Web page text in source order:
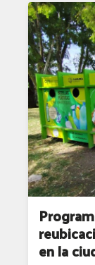
en la